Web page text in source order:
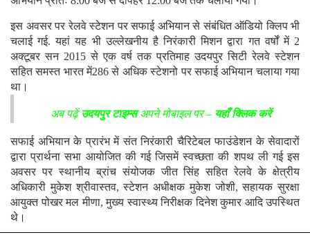
इस अवसर पर रेलवे स्टेशन पर सफाई अभियान से संबंधित ऑडियो क्लिप भी
चलाई गई. यहां यह भी उल्लेखनीय है निरंकारी मिशन द्वारा गत वर्षों में 2
अक्टूबर सन 2015 से एक वर्ष तक प्रतिमाह उदयपुर सिटी रेलवे स्टेशन
सहित समस्त भारत में286 से अधिक स्टेशनो पर सफाई अभियान चलाया गया
था।
अब पढ़ें उदयपुर टाइम्सअपने मोबाइल पर – यहाँ क्लिक करें
सफाई अभियान के प्रारंभ में संत निरंकारी चैरिटेबल फाउंडेशन के सेवादारों
द्वारा प्रार्थना सभा आयोजित की गई जिसमें स्वच्छता की शपथ ली गई इस
अवसर पर स्थानीय ब्रांच संयोजक जीत सिंह सहित रेलवे के क्षेत्रीय
अधिकारी मुकेश श्रीवास्तव, स्टेशन अधीक्षक मुकेश जोशी, सहायक सुरक्षा
आयुक्त पोखर मल मीणा, मुख्य स्वास्थ्य निरीक्षक दिनेश कुमार आदि उपस्थित
थे।